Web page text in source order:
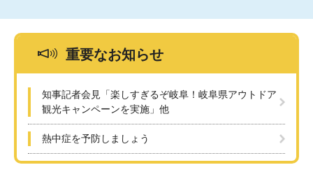
重要なお知らせ
知事記者会見「楽しすぎるぞ岐阜！岐阜県アウトドア
観光キャンペーンを実施」他
熱中症を予防しましょう